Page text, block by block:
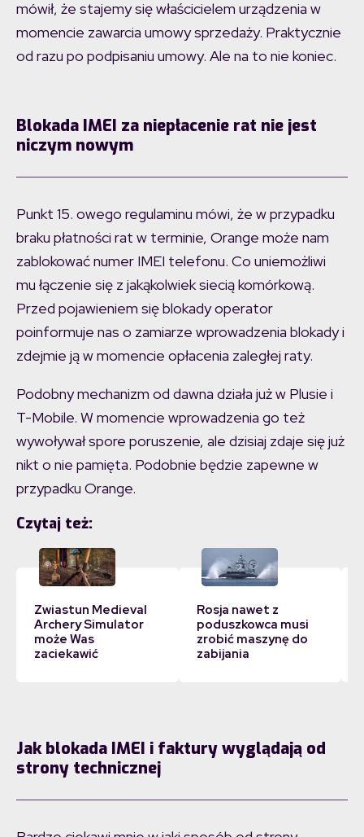
mówił, że stajemy się właścicielem urządzenia w
momencie zawarcia umowy sprzedaży. Praktycznie
od razu po podpisaniu umowy. Ale na to nie koniec.
Blokada IMEI za niepłacenie rat nie jest
niczym nowym
Punkt 15. owego regulaminu mówi, że w przypadku
braku płatności rat w terminie, Orange może nam
zablokować numer IMEI telefonu. Co uniemożliwi
mu łączenie się z jakąkolwiek siecią komórkową.
Przed pojawieniem się blokady operator
poinformuje nas o zamiarze wprowadzenia blokady i
zdejmie ją w momencie opłacenia zaległej raty.
Podobny mechanizm od dawna działa już w Plusie i
T-Mobile. W momencie wprowadzenia go też
wywoływał spore poruszenie, ale dzisiaj zdaje się już
nikt o nie pamięta. Podobnie będzie zapewne w
przypadku Orange.
Czytaj też:
Zwiastun Medieval
Archery Simulator
może Was
zaciekawić
Rosja nawet z
poduszkowca musi
zrobić maszynę do
zabijania
Jak blokada IMEI i faktury wyglądają od
strony technicznej